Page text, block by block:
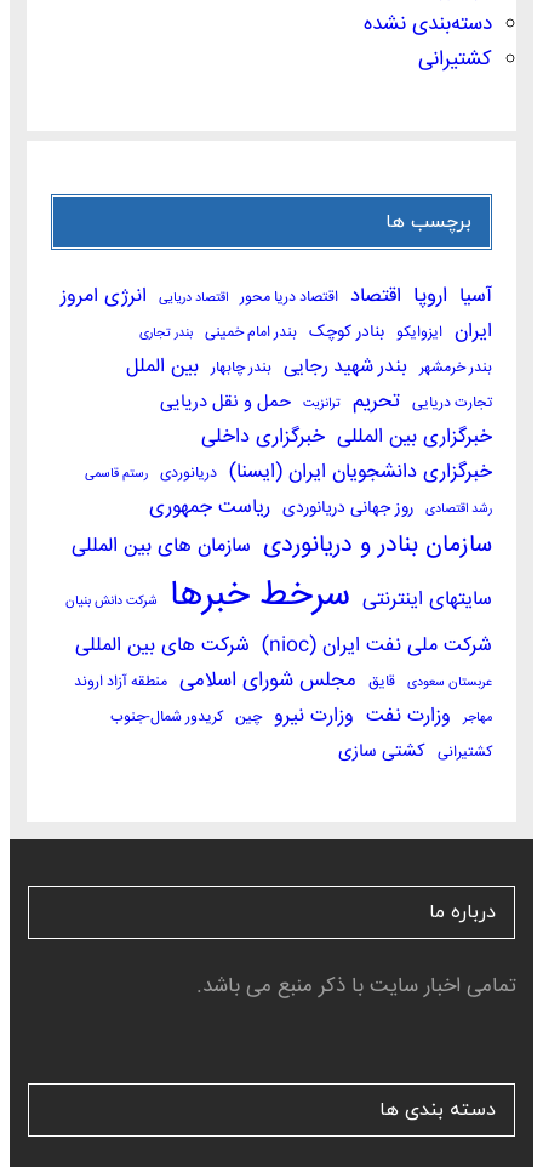
دسته‌بندی نشده
کشتیرانی
برچسب ها
آسیا اروپا اقتصاد اقتصاد دریا محور اقتصاد دریایی
انرژی امروز
ایران ایزوایکو بنادر کوچک بندر امام خمینی بندر تجاری
بندر خرمشهر بندر شهید رجایی بندر چابهار بین الملل
تجارت دریایی تحریم ترانزیت حمل و نقل دریایی
خبرگزاری بین المللی خبرگزاری داخلی
خبرگزاری دانشجویان ایران (ایسنا) دریانوردی
رستم قاسمی
رشد اقتصادی
روز جهانی دریانوردی ریاست جمهوری
سازمان بنادر و دریانوردی سازمان های بین المللی
سایتهای اینترنتی سرخط خبرها شرکت دانش بنیان
شرکت ملی نفت ایران (nioc) شرکت های بین المللی
عربستان سعودی قایق مجلس شورای اسلامی منطقه آزاد اروند
مهاجر وزارت نفت وزارت نیرو چین کریدور شمال-جنوب
کشتیرانی کشتی سازی
درباره ما
تمامی اخبار سایت با ذکر منبع می باشد.
دسته بندی ها